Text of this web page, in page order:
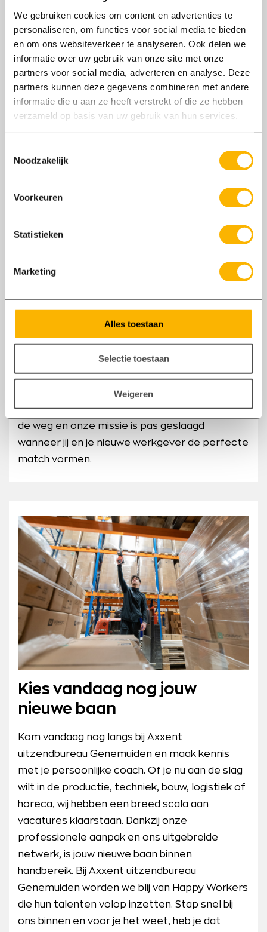
We gebruiken cookies om content en advertenties te
personaliseren, om functies voor social media te bieden
en om ons websiteverkeer te analyseren. Ook delen we
informatie over uw gebruik van onze site met onze
partners voor social media, adverteren en analyse. Deze
partners kunnen deze gegevens combineren met andere
informatie die u aan ze heeft verstrekt of die ze hebben
verzameld op basis van uw gebruik van hun services.
Noodzakelijk
Voorkeuren
Statistieken
Marketing
Alles toestaan
Selectie toestaan
Weigeren
Axxent uitzendbureau
Genemuiden doet het elke
keer weer
Bij Axxent geloven we sterk in het motto 'de
volledig in om een functie te vinden waarin je
jezelf kunt zijn, waar je vaardigheden
gewaardeerd worden en waar je kunt groeien.
Voeg daarbij een aantrekkelijk salaris en een
goede werk-privébalans, en je weet dat Axxent
in jouw zoektocht.
Bij Axxent houden we niet van lange,
omslachtige selectieprocedures. Wij richten
ons op één doel: jou optimaal begeleiden naar
je nieuwe baan. Vanaf het eerste gesprek tot
aan je start bij je nieuwe werkgever, staat jouw
jobcoach klaar met advies, ondersteuning en
begeleiding. Wij gaan geen enkele uitdaging uit
de weg en onze missie is pas geslaagd
wanneer jij en je nieuwe werkgever de perfecte
match vormen.
Kies vandaag nog jouw
nieuwe baan
Kom vandaag nog langs bij Axxent
uitzendbureau Genemuiden en maak kennis
met je persoonlijke coach. Of je nu aan de slag
wilt in de productie, techniek, bouw, logistiek of
horeca, wij hebben een breed scala aan
vacatures klaarstaan. Dankzij onze
professionele aanpak en ons uitgebreide
netwerk, is jouw nieuwe baan binnen
handbereik. Bij Axxent uitzendbureau
Genemuiden worden we blij van Happy Workers
die hun talenten volop inzetten. Stap snel bij
ons binnen en voor je het weet, heb je dat